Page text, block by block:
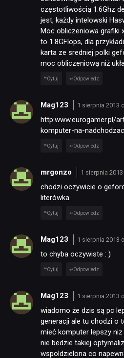
częstotliwością 1.6Ghz
jest, każdy intelowski
Moc obliczeniowa grafiki
to 1.8GFlops, dla
karta ze sredniej polki
moc obliczeniową niż
Cytuj Odpowiedz
Mag123 1 sierpnia 2013
http:www.eurogamer.pl/
komputer-na-
Cytuj Odpowiedz
mrgonzo 1 sierpnia
chodzi oczywicie o
literówka
Cytuj Odpowiedz
Mag123 1 sierpnia 2013
to chyba oczywiste : )
Cytuj Odpowiedz
Mag123 1 sierpnia 2013
wiadomo że dzis są pc
generacji ale tu chodzi o
mieć komputer lepszy
nie bedzie takiej
wspoldzielona co